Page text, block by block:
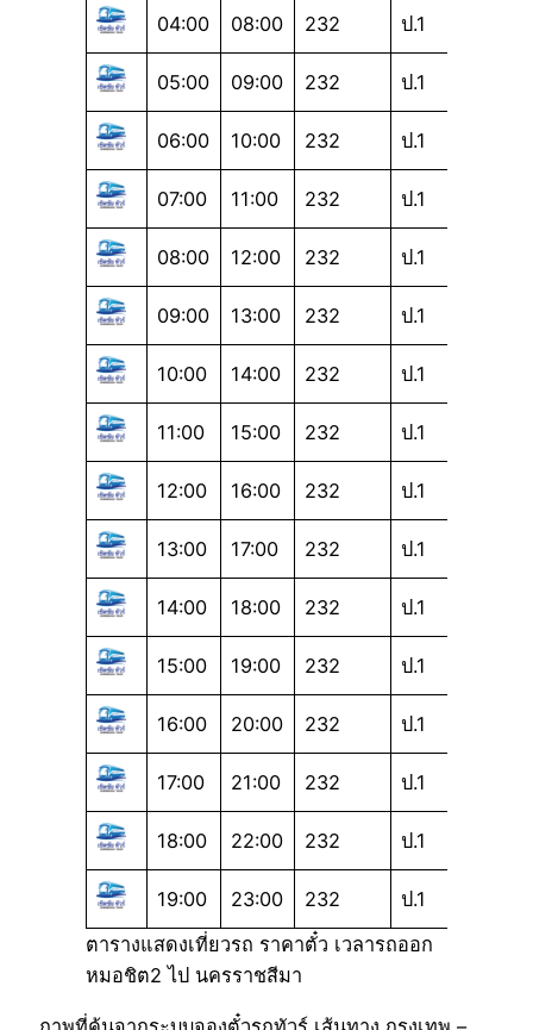
04:00 08:00 232 ป.1
05:00 09:00 232 ป.1
06:00 10:00 232 ป.1
07:00 11:00 232 ป.1
08:00 12:00 232 ป.1
09:00 13:00 232 ป.1
10:00 14:00 232 ป.1
11:00 15:00 232 ป.1
12:00 16:00 232 ป.1
13:00 17:00 232 ป.1
14:00 18:00 232 ป.1
15:00 19:00 232 ป.1
16:00 20:00 232 ป.1
17:00 21:00 232 ป.1
18:00 22:00 232 ป.1
19:00 23:00 232
ป.1
ตารางแสดงเที่ยวรถ ราคาตั๋ว เวลารถออก
หมอชิต2 ไป นครราชสีมา